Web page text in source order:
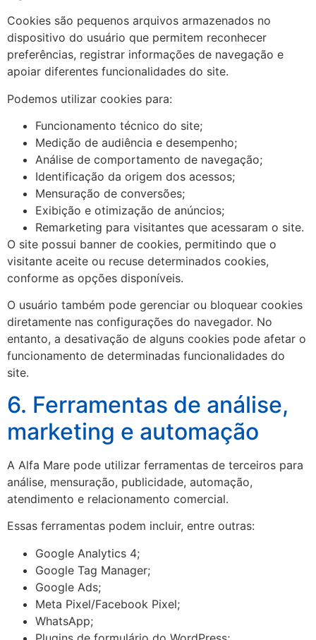
Cookies são pequenos arquivos armazenados no
dispositivo do usuário que permitem reconhecer
preferências, registrar informações de navegação e
apoiar diferentes funcionalidades do site.
Podemos utilizar cookies para:
Funcionamento técnico do site;
Medição de audiência e desempenho;
Análise de comportamento de navegação;
Identificação da origem dos acessos;
Mensuração de conversões;
Exibição e otimização de anúncios;
Remarketing para visitantes que acessaram o site.
O site possui banner de cookies, permitindo que o
visitante aceite ou recuse determinados cookies,
conforme as opções disponíveis.
O usuário também pode gerenciar ou bloquear cookies
diretamente nas configurações do navegador. No
entanto, a desativação de alguns cookies pode afetar o
funcionamento de determinadas funcionalidades do
site.
6. Ferramentas de análise,
marketing e automação
A Alfa Mare pode utilizar ferramentas de terceiros para
análise, mensuração, publicidade, automação,
atendimento e relacionamento comercial.
Essas ferramentas podem incluir, entre outras:
Google Analytics 4;
Google Tag Manager;
Google Ads;
Meta Pixel/Facebook Pixel;
WhatsApp;